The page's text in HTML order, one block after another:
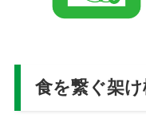
食を繋ぐ架け